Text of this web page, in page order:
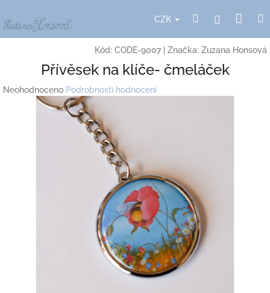
na
obsah
CZK HledatPřihlášení
Kód: CODE-9007 Značka: Zuzana Honsová
Přívěsek na klíče- čmeláček
Průměrné
hodnocení
Neohodnoceno Podrobnosti hodnocení